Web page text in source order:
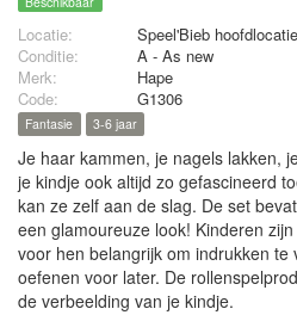
Locatie:
Speel'Bieb hoofdlocatie
Conditie:
A - As new
Merk:
Hape
Code:
G1306
Fantasie 3-6 jaar
Je haar kammen, je nagels lakken,
je kindje ook altijd zo gefascineerd
kan ze zelf aan de slag. De set
een glamoureuze look! Kinderen
voor hen belangrijk om indrukken
oefenen voor later. De
de verbeelding van je kindje.